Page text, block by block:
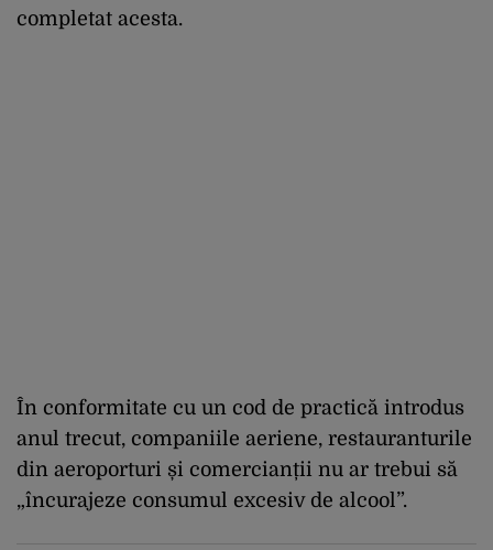
completat acesta.
În conformitate cu un cod de practică introdus
anul trecut, companiile aeriene, restauranturile
din aeroporturi și comercianții nu ar trebui să
„încurajeze consumul excesiv de alcool”.